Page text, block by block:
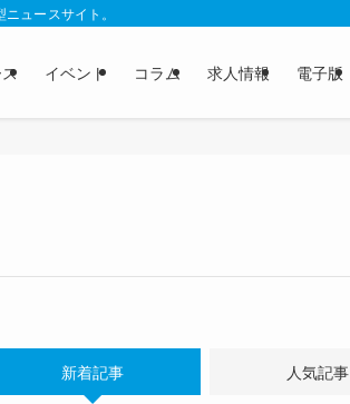
ュースサイト。
イベント コラム 求人情報 電子版
新着記事 人気記事